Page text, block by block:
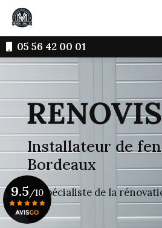
Aller
contenu
principal05 56 42 00 01
Installateur de
Bordeaux
Le spécialiste de la
9.5 /10